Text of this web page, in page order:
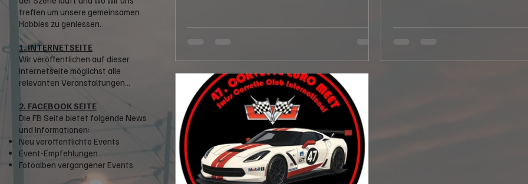
treffen um unsere gemeinsamen
Hobbies zu geniessen.
1. INTERNETSEITE
Wir veröffentlichen auf dieser
Internetseite möglichst alle
relevanten Veranstaltungen...
2. FACEBOOK SEITE
Die FB Seite bietet folgende News
und Informationen:
Neu veröffentlichte Events
Event-Empfehlungen
Fotoalben vergangener Events